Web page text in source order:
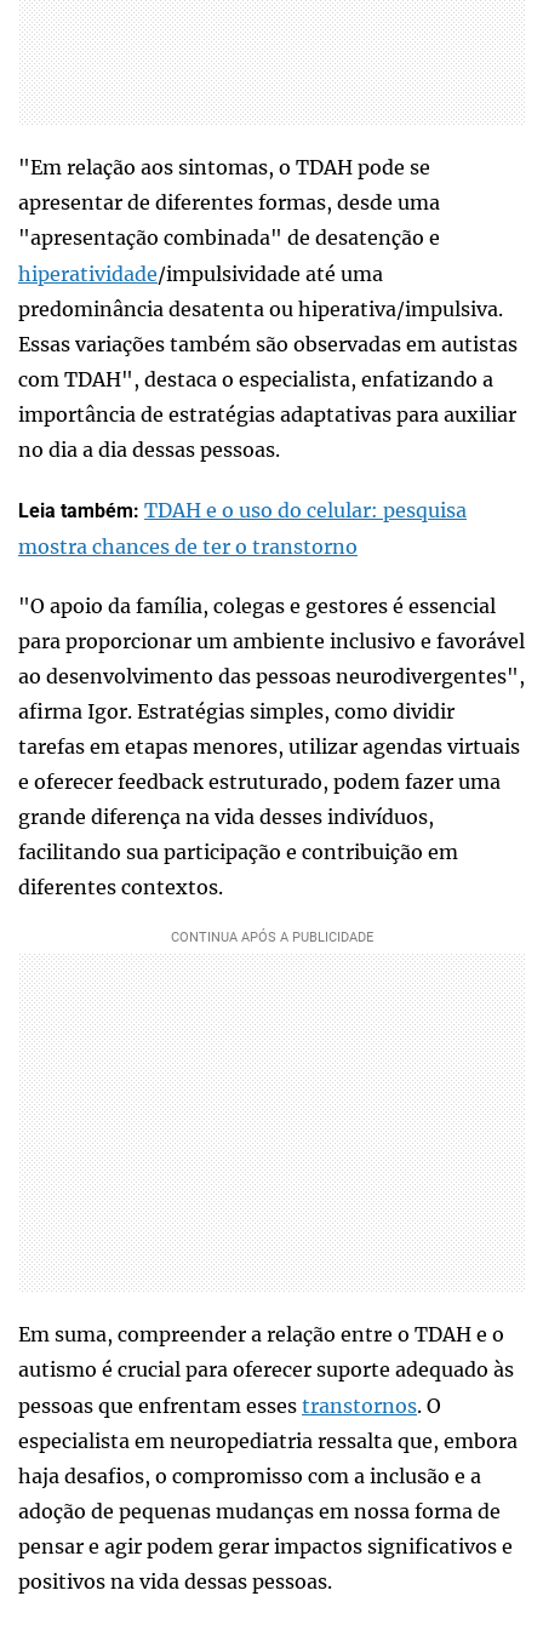
"Em relação aos sintomas, o TDAH pode se
apresentar de diferentes formas, desde uma
"apresentação combinada" de desatenção e
hiperatividade/impulsividade até uma
predominância desatenta ou hiperativa/impulsiva.
Essas variações também são observadas em autistas
com TDAH", destaca o especialista, enfatizando a
importância de estratégias adaptativas para auxiliar
no dia a dia dessas pessoas.
Leia também: TDAH e o uso do celular: pesquisa
mostra chances de ter o transtorno
"O apoio da família, colegas e gestores é essencial
para proporcionar um ambiente inclusivo e favorável
ao desenvolvimento das pessoas neurodivergentes",
afirma Igor. Estratégias simples, como dividir
tarefas em etapas menores, utilizar agendas virtuais
e oferecer feedback estruturado, podem fazer uma
grande diferença na vida desses indivíduos,
facilitando sua participação e contribuição em
diferentes contextos.
Em suma, compreender a relação entre o TDAH e o
autismo é crucial para oferecer suporte adequado às
pessoas que enfrentam esses transtornos. O
especialista em neuropediatria ressalta que, embora
haja desafios, o compromisso com a inclusão e a
adoção de pequenas mudanças em nossa forma de
pensar e agir podem gerar impactos significativos e
positivos na vida dessas pessoas.